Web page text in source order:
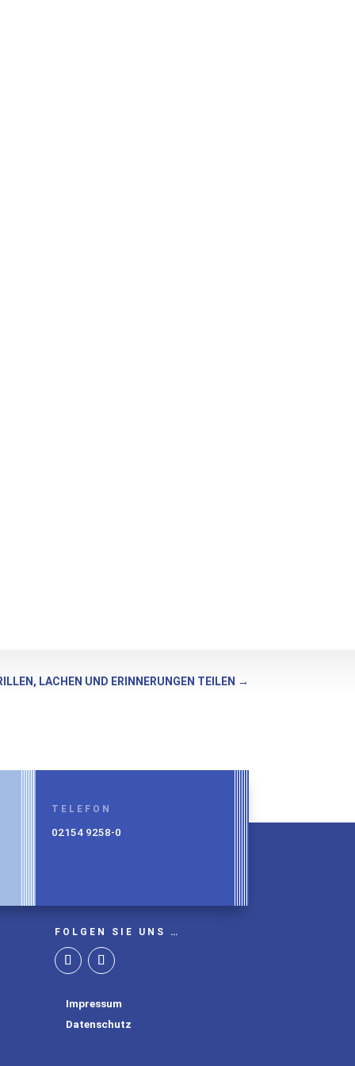
LACHEN UND ERINNERUNGEN TEILEN →
TELEFON
02154 9258-0
FOLGEN SIE UNS …
Impressum
Datenschutz